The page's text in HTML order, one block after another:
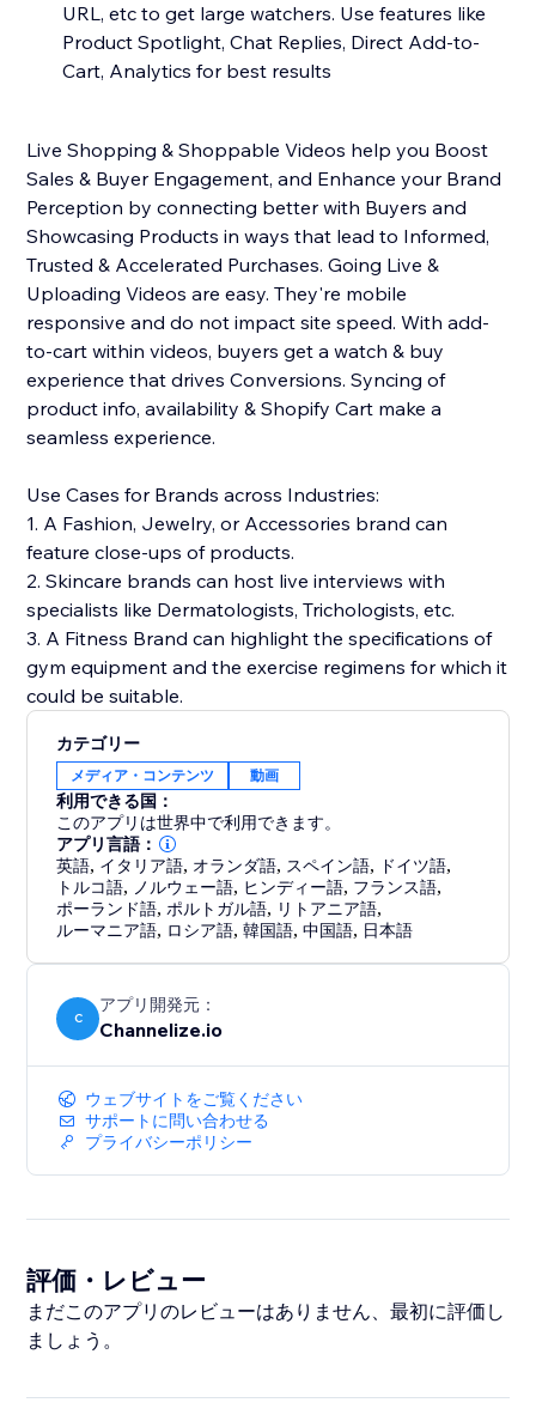
URL, etc to get large watchers. Use features like
Product Spotlight, Chat Replies, Direct Add-to-
Cart, Analytics for best results
Live Shopping & Shoppable Videos help you Boost
Sales & Buyer Engagement, and Enhance your Brand
Perception by connecting better with Buyers and
Showcasing Products in ways that lead to Informed,
Trusted & Accelerated Purchases. Going Live &
Uploading Videos are easy. They're mobile
responsive and do not impact site speed. With add-
to-cart within videos, buyers get a watch & buy
experience that drives Conversions. Syncing of
product info, availability & Shopify Cart make a
seamless experience.
Use Cases for Brands across Industries:
1. A Fashion, Jewelry, or Accessories brand can
feature close-ups of products.
2. Skincare brands can host live interviews with
specialists like Dermatologists, Trichologists, etc.
3. A Fitness Brand can highlight the specifications of
gym equipment and the exercise regimens for which it
could be suitable.
カテゴリー
メディア・コンテンツ 動画
利用できる国：
このアプリは世界中で利用できます。
アプリ言語：
英語, イタリア語, オランダ語, スペイン語, ドイツ語,
トルコ語, ノルウェー語, ヒンディー語, フランス語,
ポーランド語, ポルトガル語, リトアニア語,
ルーマニア語, ロシア語,韓国語,中国語, 日本語
C
アプリ開発元：
Channelize.io
ウェブサイトをご覧ください
サポートに問い合わせる
プライバシーポリシー
評価・レビュー
まだこのアプリのレビューはありません、最初に評価し
ましょう。